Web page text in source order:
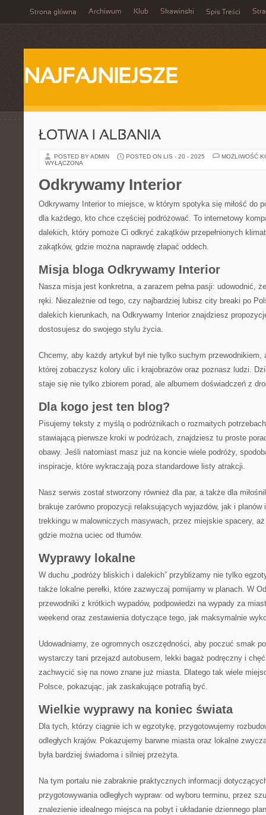
Strona główna Archiwum Klub Skawinski Spis Treści
NAJFAJNIEJSZE
ŁOTWA I ALBANIA
POSTED BY ADMIN POSTED ON LIS - 20 - 2025
MOŻLIWOŚĆ
WYŁĄCZONA
Odkrywamy Interior
Odkrywamy Interior to miejsce, w którym spotyka się miłość do
dla każdego, kto chce częściej podróżować. To internetowy
dalekich, który pomoże Ci odkryć zakątków przepełnionych
zakątków, gdzie można naprawdę złapać oddech.
Misja bloga Odkrywamy Interior
Nasza misja jest konkretna, a zarazem pełna pasji: udowodnić,
ręki. Niezależnie od tego, czy najbardziej lubisz city breaki po
dalekich kierunkach, na Odkrywamy Interior znajdziesz
dostosujesz do swojego stylu życia.
Chcemy, aby każdy artykuł był nie tylko suchym przewodnikiem,
której zobaczysz kolory ulic i krajobrazów oraz poznasz ludzi.
staje się nie tylko zbiorem porad, ale albumem doświadczeń z
Dla kogo jest ten blog?
Pisujemy teksty z myślą o podróżnikach o rozmaitych
stawiającą pierwsze kroki w podróżach, znajdziesz tu proste
obawy. Jeśli natomiast masz już na koncie wiele podróży,
inspiracje, które wykraczają poza standardowe listy atrakcji.
Nasz serwis został stworzony również dla par, a także dla
brakuje zarówno propozycji relaksujących wyjazdów, jak i planów
trekkingu w malowniczych masywach, przez miejskie spacery,
gdzie można uciec od tłumów.
Wyprawy lokalne
W duchu „podróży bliskich i dalekich” przybliżamy nie tylko
także lokalne perełki, które zazwyczaj pomijamy w planach. W
przewodniki z krótkich wypadów, podpowiedzi na wypady za
weekend oraz zestawienia dotyczące tego, jak maksymalnie
Udowadniamy, że ogromnych oszczędności, aby poczuć smak
wystarczy tani przejazd autobusem, lekki bagaż podręczny i
zachwycić się na nowo znane już miasta. Dlatego tak wiele
Polsce, pokazując, jak zaskakujące potrafią być.
Wielkie wyprawy na koniec świata
Dla tych, którzy ciągnie ich w egzotykę, przygotowujemy
odległych krajów. Pokazujemy barwne miasta oraz lokalne
była bardziej świadoma i silniej przeżyta.
Na tym portalu nie zabraknie praktycznych informacji
przygotowywania odległych wypraw: od wyboru terminu, przez
znalezienie idealnego miejsca na pobyt i układanie dziennego